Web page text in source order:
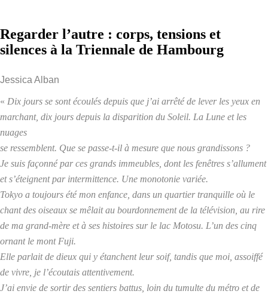
Regarder l’autre : corps, tensions et
silences à la Triennale de Hambourg
Jessica Alban
« Dix jours se sont écoulés depuis que j’ai arrêté de lever les yeux en
marchant, dix jours depuis la disparition du Soleil. La Lune et les
nuages
se ressemblent. Que se passe-t-il à mesure que nous grandissons ?
Je suis façonné par ces grands immeubles, dont les fenêtres s’allument
et s’éteignent par intermittence. Une monotonie variée.
Tokyo a toujours été mon enfance, dans un quartier tranquille où le
chant des oiseaux se mêlait au bourdonnement de la télévision, au rire
de ma grand-mère et à ses histoires sur le lac Motosu. L’un des cinq
ornant le mont Fuji.
Elle parlait de dieux qui y étanchent leur soif, tandis que moi, assoiffé
de vivre, je l’écoutais attentivement.
J’ai envie de sortir des sentiers battus, loin du tumulte du métro et de